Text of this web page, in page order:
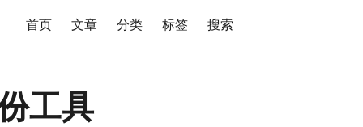
首页 文章 分类 标签 搜索
工具